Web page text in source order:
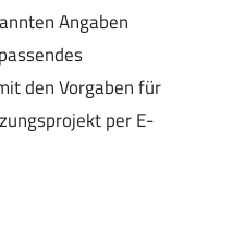
Angaben
den Vorgaben für
per E-